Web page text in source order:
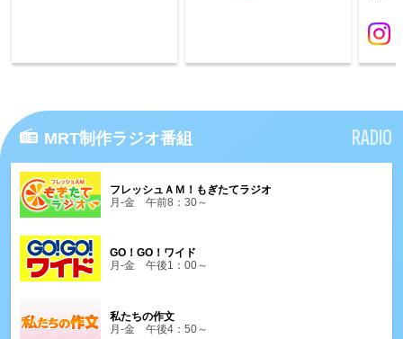
MRT制作ラジオ番組 RADIO
フレッシュＡＭ！もぎたてラジオ
月-金 午前8：30～
GO！GO！ワイド
月-金 午後1：00～
私たちの作文
月-金 午後4：50～